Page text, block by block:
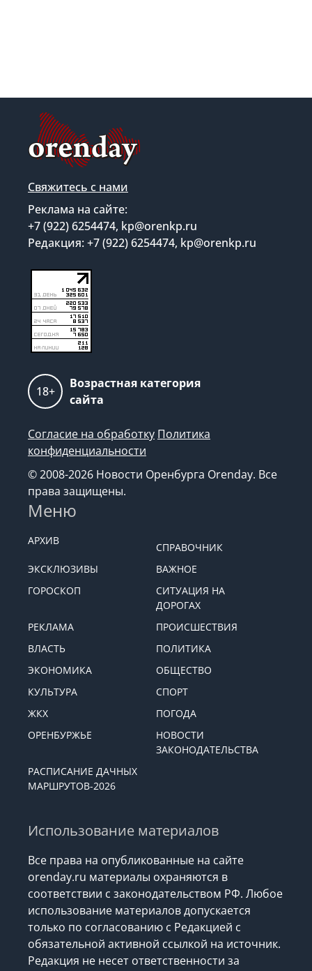
Свяжитесь с нами
Реклама на сайте:
+7 (922) 6254474, kp@orenkp.ru
Редакция: +7 (922) 6254474, kp@orenkp.ru
18+
Возрастная категория
сайта
Согласие на обработку Политика
конфиденциальности
© 2008-2026 Новости Оренбурга Orenday. Все
права защищены.
Меню
АРХИВ
СПРАВОЧНИК
ЭКСКЛЮЗИВЫ
ВАЖНОЕ
ГОРОСКОП
СИТУАЦИЯ НА
ДОРОГАХ
РЕКЛАМА
ПРОИСШЕСТВИЯ
ВЛАСТЬ
ПОЛИТИКА
ЭКОНОМИКА
ОБЩЕСТВО
КУЛЬТУРА
СПОРТ
ЖКХ
ПОГОДА
ОРЕНБУРЖЬЕ
НОВОСТИ
ЗАКОНОДАТЕЛЬСТВА
РАСПИСАНИЕ ДАЧНЫХ
МАРШРУТОВ-2026
Использование материалов
Все права на опубликованные на сайте
orenday.ru материалы охраняются в
соответствии с законодательством РФ. Любое
использование материалов допускается
только по согласованию с Редакцией с
обязательной активной ссылкой на источник.
Редакция не несет ответственности за